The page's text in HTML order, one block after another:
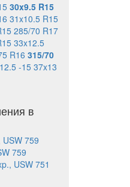
30x9.5 R15
31x10.5 R15
285/70 R17
33x12.5
R16 315/70
-1537x13
в
759
759
USW 751